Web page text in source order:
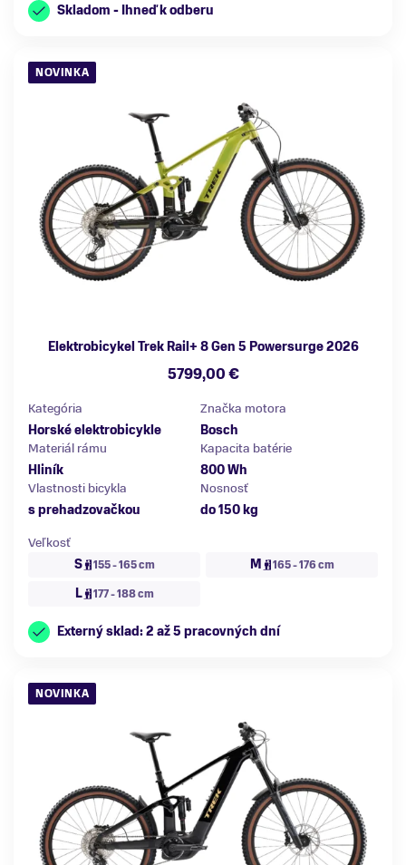
Skladom - Ihneď k odberu
NOVINKA
Elektrobicykel Trek Rail+ 8 Gen 5 Powersurge 2026
5799,00 €
Kategória
Horské elektrobicykle
Značka motora
Bosch
Materiál rámu
Hliník
Kapacita batérie
800 Wh
Vlastnosti bicykla
s prehadzovačkou
Nosnosť
do 150 kg
Veľkosť
S
155 - 165 cm M 165 - 176 cm
L 177 - 188 cm
Externý sklad: 2 až 5 pracovných dní
NOVINKA